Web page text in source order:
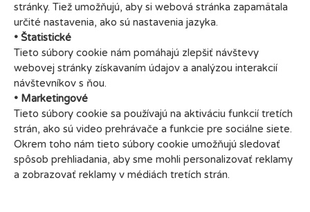
stránky. Tiež umožňujú, aby si webová stránka zapamätala
určité nastavenia, ako sú nastavenia jazyka.
• Štatistické
Tieto súbory cookie nám pomáhajú zlepšiť návštevy
webovej stránky získavaním údajov a analýzou interakcií
návštevníkov s ňou.
• Marketingové
Tieto súbory cookie sa používajú na aktiváciu funkcií tretích
strán, ako sú video prehrávače a funkcie pre sociálne siete.
Okrem toho nám tieto súbory cookie umožňujú sledovať
spôsob prehliadania, aby sme mohli personalizovať reklamy
a zobrazovať reklamy v médiách tretích strán.